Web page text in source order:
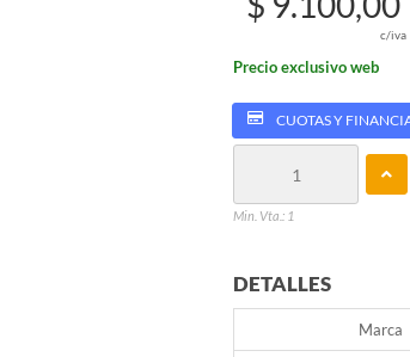
c/iva
Precio exclusivo web
CUOTAS Y
Min. Vta.: 1
DETALLES
Marca